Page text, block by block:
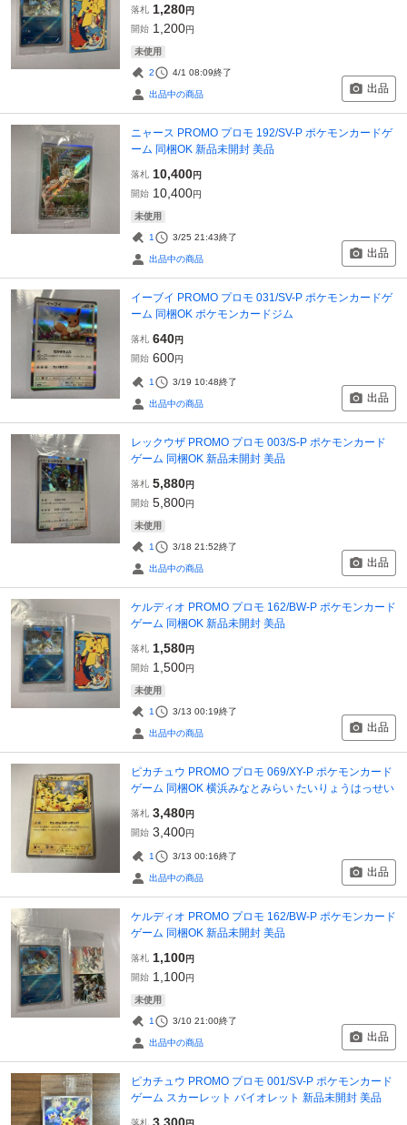
落札 1,280円
開始 1,200円
未使用
2 4/1 08:09終了
出品中の商品 出品
ニャース PROMO プロモ 192/SV-P ポケモンカードゲ
ーム 同梱OK 新品未開封 美品
落札 10,400円
開始 10,400円
未使用
1 3/25 21:43終了
出品中の商品 出品
イーブイ PROMO プロモ 031/SV-P ポケモンカードゲ
ーム 同梱OK ポケモンカードジム
落札 640円
開始 600円
1 3/19 10:48終了
出品中の商品 出品
レックウザ PROMO プロモ 003/S-P ポケモンカード
ゲーム 同梱OK 新品未開封 美品
落札 5,880円
開始 5,800円
未使用
1 3/18 21:52終了
出品中の商品 出品
ケルディオ PROMO プロモ 162/BW-P ポケモンカード
ゲーム 同梱OK 新品未開封 美品
落札 1,580円
開始 1,500円
未使用
1 3/13 00:19終了
出品中の商品 出品
ピカチュウ PROMO プロモ 069/XY-P ポケモンカード
ゲーム 同梱OK 横浜みなとみらい たいりょうはっせい
落札 3,480円
開始 3,400円
1 3/13 00:16終了
出品中の商品 出品
ケルディオ PROMO プロモ 162/BW-P ポケモンカード
ゲーム 同梱OK 新品未開封 美品
落札 1,100円
開始 1,100円
未使用
1 3/10 21:00終了
出品中の商品 出品
ピカチュウ PROMO プロモ 001/SV-P ポケモンカード
ゲーム スカーレット バイオレット 新品未開封 美品
落札 3,300